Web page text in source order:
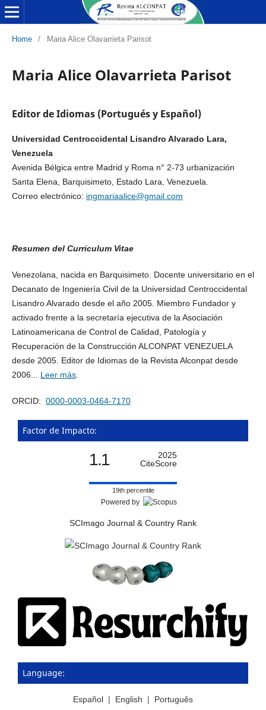
Home / Maria Alice Olavarrieta Parisot
Maria Alice Olavarrieta Parisot
Editor de Idiomas (Portugués y Español)
Universidad Centroccidental Lisandro Alvarado Lara,
Venezuela
Avenida Bélgica entre Madrid y Roma n° 2-73 urbanización
Santa Elena, Barquisimeto, Estado Lara, Venezuela.
Correo electrónico: ingmariaalice@gmail.com
Resumen del Curriculum Vitae
Venezolana, nacida en Barquisimeto. Docente universitario en el
Decanato de Ingeniería Civil de la Universidad Centroccidental
Lisandro Alvarado desde el año 2005. Miembro Fundador y
activado frente a la secretaría ejecutiva de la Asociación
Latinoamericana de Control de Calidad, Patología y
Recuperación de la Construcción ALCONPAT VENEZUELA
desde 2005. Editor de Idiomas de la Revista Alconpat desde
2006... Leer más.
ORCID: 0000-0003-0464-7170
Factor de Impacto:
1.1
2025
CiteScore
19th percentile
Powered by
SCImago Journal & Country Rank
Language:
Español | English | Português